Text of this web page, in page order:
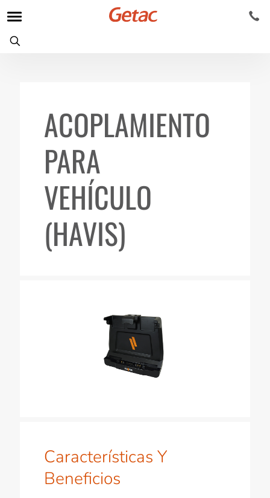
ACOPLAMIENTO
PARA
VEHÍCULO
(HAVIS)
Características Y
Beneficios